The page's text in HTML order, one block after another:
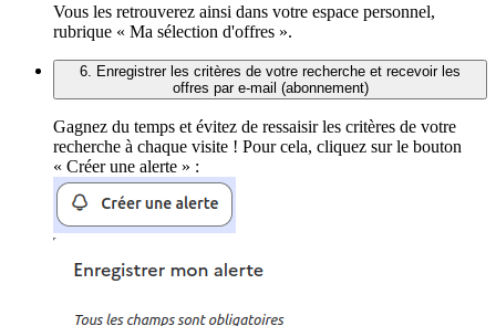
Vous les retrouverez ainsi dans votre espace personnel,
rubrique « Ma sélection d'offres ».
6. Enregistrer les critères de votre recherche et recevoir les
offres par e-mail (abonnement)
Gagnez du temps et évitez de ressaisir les critères de votre
recherche à chaque visite ! Pour cela, cliquez sur le bouton
« Créer une alerte » :